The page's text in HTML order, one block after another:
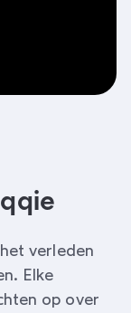
verleden
Elke
op over